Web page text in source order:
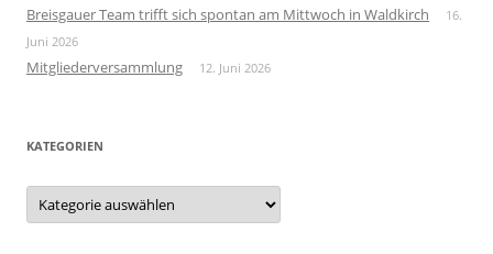
Breisgauer Team trifft sich spontan am Mittwoch in Waldkirch
16.
Juni 2026
Mitgliederversammlung 12. Juni 2026
KATEGORIEN
Kategorien